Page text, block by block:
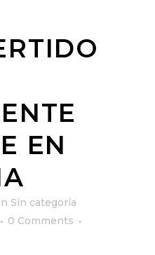
EN
in Sin categoría
0 Comments